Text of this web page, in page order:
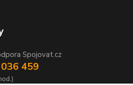
Spojovat.cz
459